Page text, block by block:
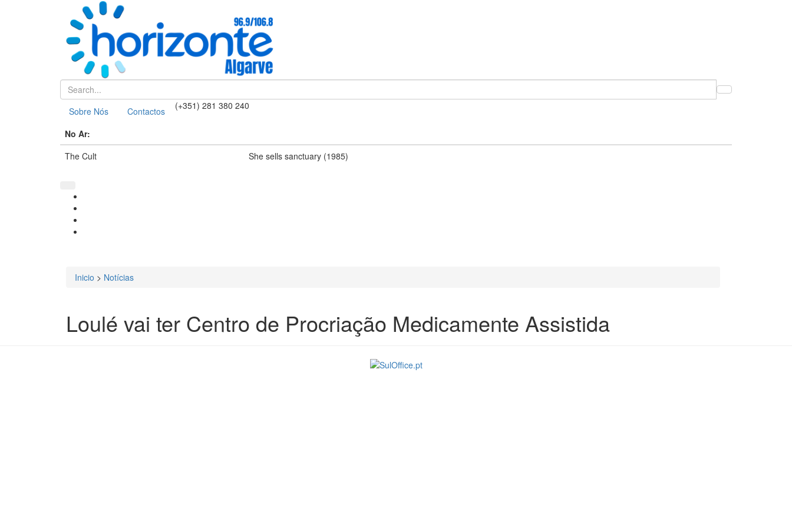
Sobre Nós Contactos (+351) 281 380 240
No Ar:
The Cult
She sells sanctuary (1985)
Está aqui
Inicio > Notícias
Loulé vai ter Centro de Procriação Medicamente Assistida